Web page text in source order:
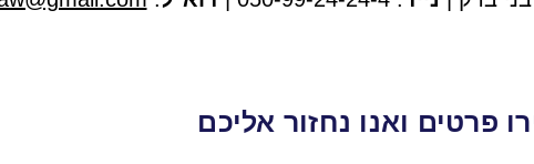
פרטים ואנו נחזור אליכם